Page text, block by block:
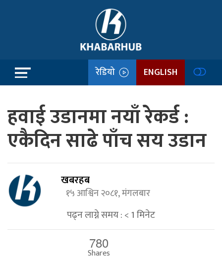
रेडियो ENGLISH
हवाई उडानमा नयाँ रेकर्ड :
एकैदिन साढे पाँच सय उडान
खबरहब
१५ आश्विन २०८१, मंगलबार
पढ्न लाग्ने समय :< 1मिनेट
780
Shares